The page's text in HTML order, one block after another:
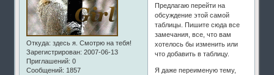
Откуда: здесь я. Смотрю на тебя!
Зарегистрирован: 2007-06-13
Приглашений: 0
Сообщений: 1857
Предлагаю перейти на
обсуждение этой самой
таблицы. Пишите сюда все
замечания, все, что вам
хотелось бы изменить или
что добавить в таблицу.
Я даже переименую тему,